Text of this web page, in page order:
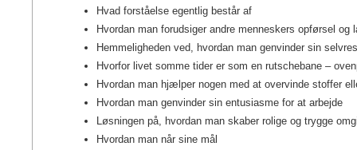
Hvad forståelse egentlig består af
Hvordan man forudsiger andre menneskers opførsel
Hemmeligheden ved, hvordan man genvinder sin
Hvorfor livet somme tider er som en rutschebane –
Hvordan man hjælper nogen med at overvinde stoffer
Hvordan man genvinder sin entusiasme for at arbejde
Løsningen på, hvordan man skaber rolige og trygge
Hvordan man når sine mål